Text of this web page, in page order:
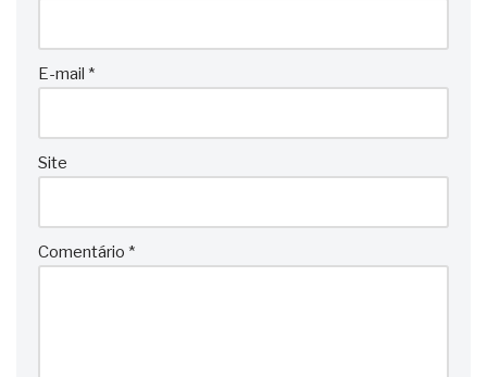
E-mail *
Site
Comentário *